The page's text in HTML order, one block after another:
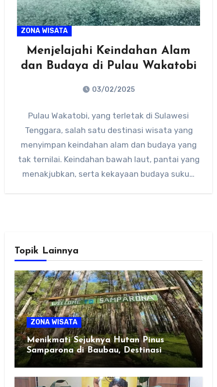
ZONA WISATA
Menjelajahi Keindahan Alam
dan Budaya di Pulau Wakatobi
03/02/2025
Comments
Pulau Wakatobi, yang terletak di Sulawesi
Tenggara, salah satu destinasi wisata yang
menyimpan keindahan alam dan budaya yang
tak ternilai. Keindahan bawah laut, pantai yang
menakjubkan, serta kekayaan budaya suku…
Topik Lainnya
ZONA WISATA
Menikmati Sejuknya Hutan Pinus
Samparona di Baubau, Destinasi
Healing Favorit!